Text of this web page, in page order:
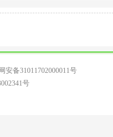
安备31011702000011号
号